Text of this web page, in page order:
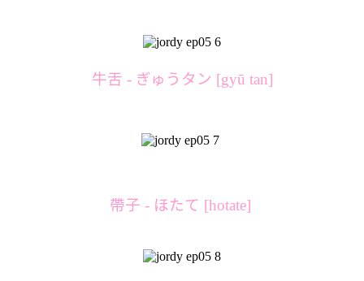
牛舌 - ぎゅうタン [gyū tan]
帶子 - ほたて [hotate]